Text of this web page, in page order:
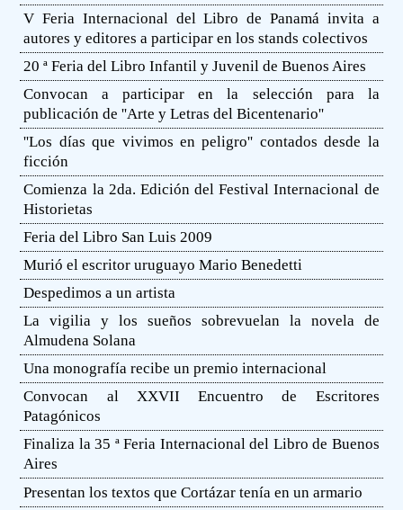
V Feria Internacional del Libro de Panamá invita a
autores y editores a participar en los stands colectivos
20 ª Feria del Libro Infantil y Juvenil de Buenos Aires
Convocan a participar en la selección para la
publicación de ''Arte y Letras del Bicentenario''
''Los días que vivimos en peligro'' contados desde la
ficción
Comienza la 2da. Edición del Festival Internacional de
Historietas
Feria del Libro San Luis 2009
Murió el escritor uruguayo Mario Benedetti
Despedimos a un artista
La vigilia y los sueños sobrevuelan la novela de
Almudena Solana
Una monografía recibe un premio internacional
Convocan al XXVII Encuentro de Escritores
Patagónicos
Finaliza la 35 ª Feria Internacional del Libro de Buenos
Aires
Presentan los textos que Cortázar tenía en un armario